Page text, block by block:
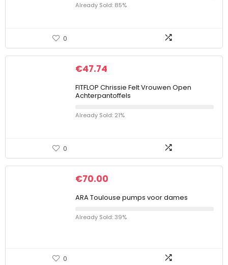
Already Sold: 85%
0
€47.74
FITFLOP Chrissie Felt Vrouwen Open
Achterpantoffels
Already Sold: 21%
0
€70.00
ARA Toulouse pumps voor dames
Already Sold: 39%
0